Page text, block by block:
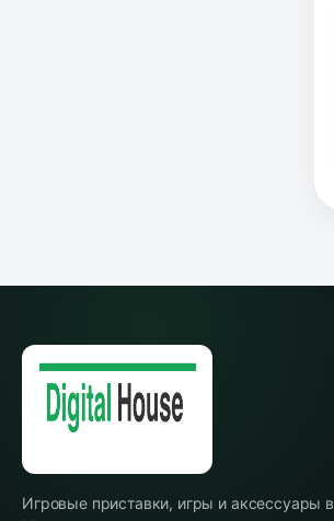
Игровые приставки, игры и аксессуары в